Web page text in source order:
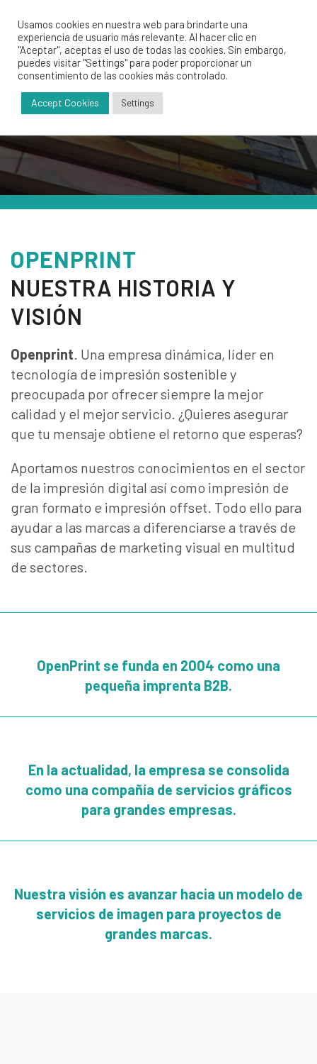
¿QUIÉNES SOMOS?
OPENPRINT
NUESTRA HISTORIA Y
VISIÓN
Openprint. Una empresa dinámica, líder en
tecnología de impresión sostenible y
preocupada por ofrecer siempre la mejor
calidad y el mejor servicio. ¿Quieres asegurar
que tu mensaje obtiene el retorno que esperas?
Aportamos nuestros conocimientos en el sector
de la impresión digital así como impresión de
gran formato e impresión offset. Todo ello para
ayudar a las marcas a diferenciarse a través de
sus campañas de marketing visual en multitud
de sectores.
OpenPrint se funda en 2004 como una
pequeña imprenta B2B.
En la actualidad, la empresa se consolida
como una compañía de servicios gráficos
para grandes empresas.
Nuestra visión es avanzar hacia un modelo de
servicios de imagen para proyectos de
grandes marcas.
Usamos cookies en nuestra web para brindarte una
experiencia de usuario más relevante. Al hacer clic en
"Aceptar", aceptas el uso de todas las cookies. Sin embargo,
puedes visitar "Settings" para poder proporcionar un
consentimiento de las cookies más controlado.
Accept Cookies Settings